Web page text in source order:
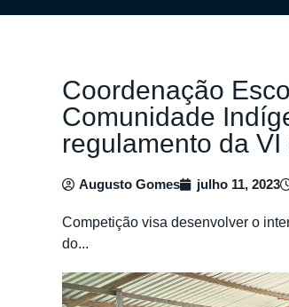
Coordenação
Comunidade
regulamento da
Augusto Gomes julho 11, 2023
Competição visa desenvolver o
do...